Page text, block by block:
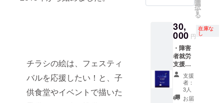
チラシの絵は、フェスティ
バルを応援したい！と、子
供食堂やイベントで描いた
ぽち
ハーブ
ティー
バッ
グ、ア
ロマス
トー
ン、
クッ
キー等
から、
選
択
す
る
30,
000 円
在庫な
し
・障害
者就労
支援施
設で製
作され
た物品
を15個
支援
者：
3人
お届